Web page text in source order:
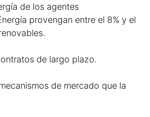
de los agentes
provengan entre el 8% y el
de largo plazo.
de mercado que la